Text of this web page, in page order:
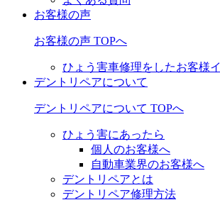
お客様の声
お客様の声 TOPへ
ひょう害車修理をしたお客様
デントリペアについて
デントリペアについて TOPへ
ひょう害にあったら
個人のお客様へ
自動車業界のお客様へ
デントリペアとは
デントリペア修理方法